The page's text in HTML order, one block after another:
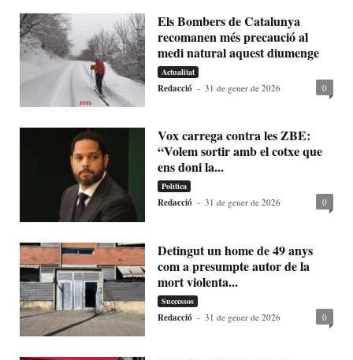
Els Bombers de Catalunya
recomanen més precaució al
medi natural aquest diumenge
Actualitat
Redacció - 31 de gener de 2026 0
Vox carrega contra les ZBE:
“Volem sortir amb el cotxe que
ens doni la...
Política
Redacció - 31 de gener de 2026 0
Detingut un home de 49 anys
com a presumpte autor de la
mort violenta...
Successos
Redacció - 31 de gener de 2026 0